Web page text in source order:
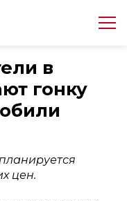
в
гонку
цен.